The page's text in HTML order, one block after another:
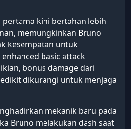
pertama kini bertahan lebih
memungkinkan Bruno
kesempatan untuk
basic attack
bonus damage dari
dikurangi untuk menjaga
mekanik baru pada
Bruno melakukan dash saat